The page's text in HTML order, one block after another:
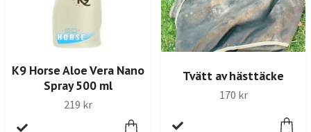
K9 Horse Aloe Vera Nano
Spray 500 ml
219 kr
Tvätt av hästtäcke
170 kr